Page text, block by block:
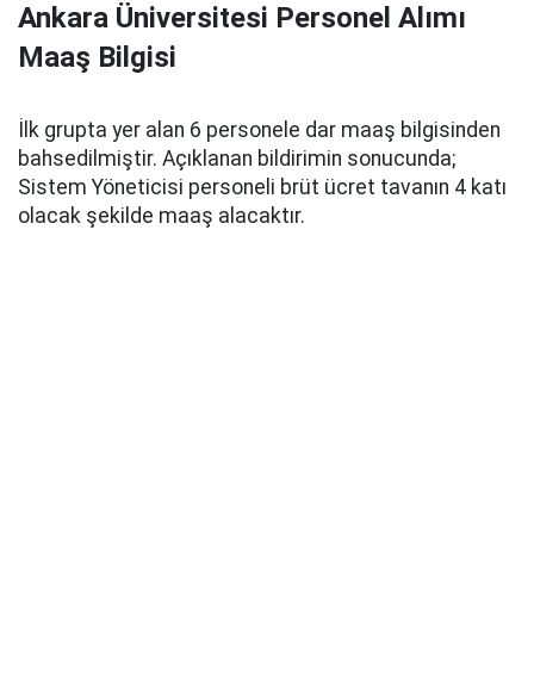
Ankara Üniversitesi Personel Alımı
Maaş Bilgisi
İlk grupta yer alan 6 personele dar maaş bilgisinden
bahsedilmiştir. Açıklanan bildirimin sonucunda;
Sistem Yöneticisi personeli brüt ücret tavanın 4 katı
olacak şekilde maaş alacaktır.